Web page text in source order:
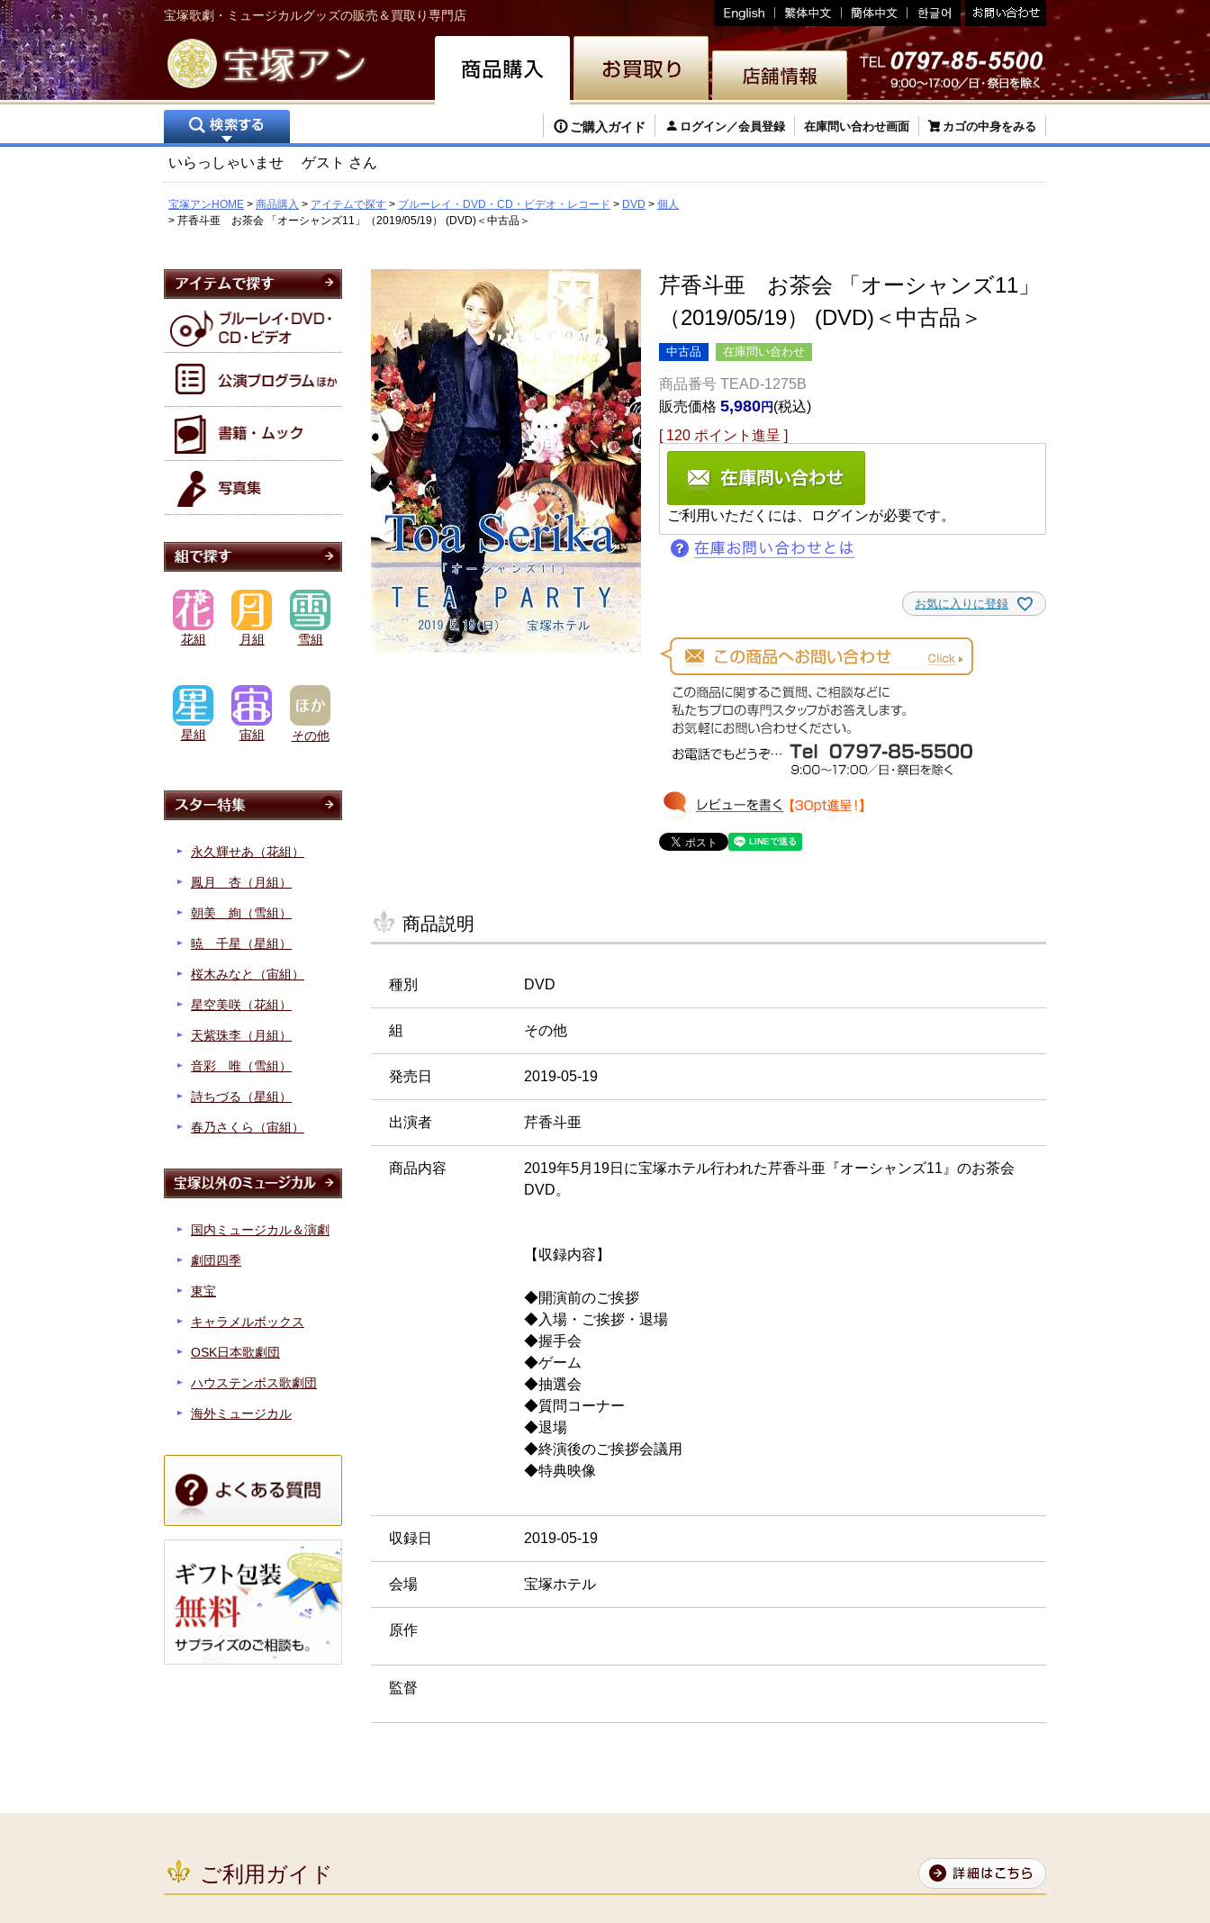
宝塚歌劇・ミュージカルグッズの販売＆買取り専門店
ご購入ガイド ログイン／会員登録 在庫問い合わせ画面 カゴの中身をみる
いらっしゃいませ ゲスト さん
宝塚アンHOME 商品購入 アイテムで探す ブルーレイ・DVD・CD・ビデオ・レコード DVD
個人
芹香斗亜 お茶会 「オーシャンズ11」（2019/05/19） (DVD)＜中古品＞
芹香斗亜 お茶会 「オーシャンズ11」
（2019/05/19） (DVD)＜中古品＞
中古品 在庫問い合わせ
商品番号 TEAD-1275B
販売価格 5,980
税込
[ 120 ポイント進呈 ]
ご利用いただくには、ログインが必要です。
お気に入りに登録
商品説明
種別 DVD
組 その他
発売日 2019-05-19
出演者 芹香斗亜
商品内容
2019年5月19日に宝塚ホテル行われた芹香斗亜『オーシャンズ11』のお茶会
DVD。
【収録内容】
◆開演前のご挨拶
◆入場・ご挨拶・退場
◆握手会
◆ゲーム
◆抽選会
◆質問コーナー
◆退場
◆終演後のご挨拶会議用
◆特典映像
収録日 2019-05-19
会場 宝塚ホテル
原作
監督
花組 月組 雪組
星組 宙組 その他
永久輝せあ（花組）
鳳月 杏（月組）
朝美 絢（雪組）
暁 千星（星組）
桜木みなと（宙組）
星空美咲（花組）
天紫珠李（月組）
音彩 唯（雪組）
詩ちづる（星組）
春乃さくら（宙組）
国内ミュージカル＆演劇
劇団四季
東宝
キャラメルボックス
OSK日本歌劇団
ハウステンボス歌劇団
海外ミュージカル
ご利用ガイド